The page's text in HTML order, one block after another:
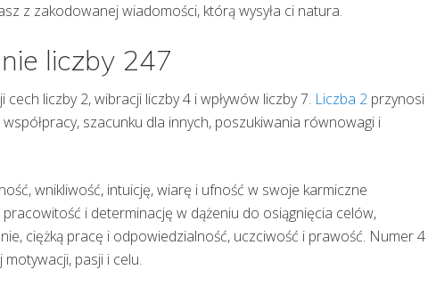
z zakodowanej wiadomości, którą wysyła ci natura.
liczby 247
cech liczby 2, wibracji liczby 4 i wpływów liczby 7. Liczba 2 przynosi
szacunku dla innych, poszukiwania równowagi i
wnikliwość, intuicję, wiarę i ufność w swoje karmiczne
i determinację w dążeniu do osiągnięcia celów,
ciężką pracę i odpowiedzialność, uczciwość i prawość. Numer 4
pasji i celu.